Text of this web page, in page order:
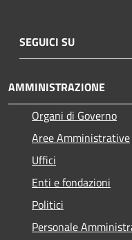
SEGUICI SU
AMMINISTRAZIONE
Organi di Governo
Aree Amministrative
Uffici
Enti e fondazioni
Politici
Personale